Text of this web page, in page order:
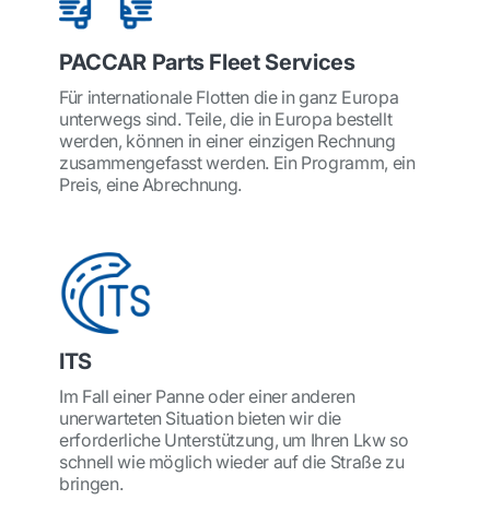
PACCAR Parts Fleet Services
Für internationale Flotten die in ganz Europa
unterwegs sind. Teile, die in Europa bestellt
werden, können in einer einzigen Rechnung
zusammengefasst werden. Ein Programm, ein
Preis, eine Abrechnung.
ITS
Im Fall einer Panne oder einer anderen
unerwarteten Situation bieten wir die
erforderliche Unterstützung, um Ihren Lkw so
schnell wie möglich wieder auf die Straße zu
bringen.